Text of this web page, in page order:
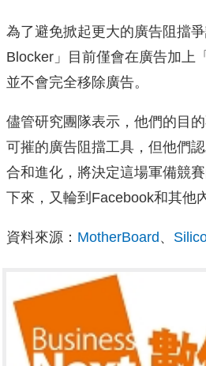
為了避免掀起更大的廣告阻擋
Blocker」目前僅會在廣告加上
並不會完全移除廣告。
儘管研究團隊表示，他們的目
可摧的廣告阻擋工具，但他們
合和進化，將決定這場軍備競
下來，又輪到Facebook和其他
資料來源： MotherBoard、